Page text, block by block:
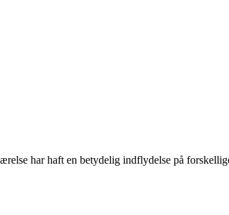
har haft en betydelig indflydelse på